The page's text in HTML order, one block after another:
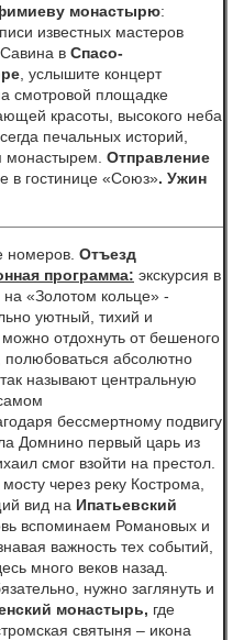
монастырю:
известных мастеров
в Спасо-
, услышите концерт
смотровой площадке
красоты, высокого неба
печальных историй,
монастырем. Отправление
в гостинице «Союз». Ужин
номеров. Отъезд
программа: экскурсия в
«Золотом кольце» -
уютный, тихий и
отдохнуть от бешеного
абсолютно
называют центральную
бессмертному подвигу
Домнино первый царь из
смог взойти на престол.
через реку Кострома,
вид на Ипатьевский
вспоминаем Романовых и
важность тех событий,
много веков назад.
нужно заглянуть и
монастырь, где
святыня – икона